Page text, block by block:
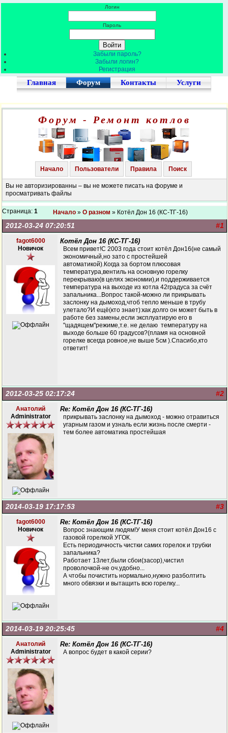
Логин
Пароль
Забыли пароль?
Забыли логин?
Регистрация
Главная Форум Контакты Услуги
Форум - Ремонт котлов
Начало Пользователи Правила Поиск
Вы не авторизированны – вы не можете писать на форуме и
просматривать файлы
Страница: 1 Начало » О разном » Котёл Дон 16 (КС-ТГ-16)
#1
2012-03-24 07:20:51
fagot6000
Новичок
Котёл Дон 16 (КС-ТГ-16)
Всем привет!С 2003 года стоит котёл Дон16(не самый
экономичный,но зато с простейшей
автоматикой).Когда за бортом плюсовая
температура,вентиль на основную горелку
перекрываю(в целях экономии),и поддерживается
температура на выходе из котла 42градуса за счёт
запальника...Вопрос такой-можно ли прикрывать
заслонку на дымоход,чтоб тепло меньше в трубу
улетало?И ещё(кто знает):как долго он может быть в
работе без замены,если эксплуатирую его в
"щадящем"режиме,т.е. не делаю температуру на
выходе больше 60 градусов?(пламя на основной
горелке всегда ровное,не выше 5см ).Спасибо,кто
ответит!
#2
2012-03-25 02:17:24
Анатолий
Administrator
Re: Котёл Дон 16 (КС-ТГ-16)
прикрывать заслонку на дымоход - можно отравиться
угарным газом и узналь если жизнь после смерти -
тем более автоматика простейшая
#3
2014-03-19 17:17:53
fagot6000
Новичок
Re: Котёл Дон 16 (КС-ТГ-16)
Вопрос знающим людям!У меня стоит котёл Дон16 с
газовой горелкой УГОК.
Есть периодичность чистки самих горелок и трубки
запальника?
Работает 13лет,были сбои(засор),чистил
проволочкой-не оч.удобно...
А чтобы почистить нормально,нужно разболтить
много обвязки и вытащить всю горелку...
#4
2014-03-19 20:25:45
Анатолий
Administrator
Re: Котёл Дон 16 (КС-ТГ-16)
А вопрос будет в какой серии?